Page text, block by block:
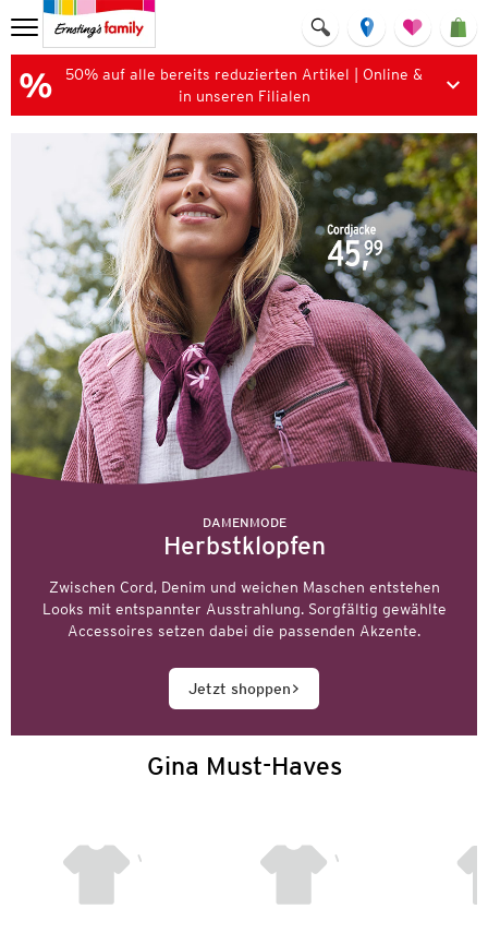
50% auf alle bereits reduzierten Artikel | Online &
in unseren Filialen
DAMENMODE
Herbstklopfen
Zwischen Cord, Denim und weichen Maschen entstehen
Looks mit entspannter Ausstrahlung. Sorgfältig gewählte
Accessoires setzen dabei die passenden Akzente.
Jetzt shoppen
Gina Must-Haves